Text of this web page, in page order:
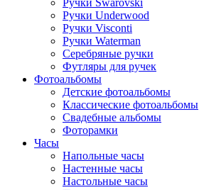
Ручки Swarovski
Ручки Underwood
Ручки Visconti
Ручки Waterman
Серебряные ручки
Футляры для ручек
Фотоальбомы
Детские фотоальбомы
Классические фотоальбомы
Свадебные альбомы
Фоторамки
Часы
Напольные часы
Настенные часы
Настольные часы